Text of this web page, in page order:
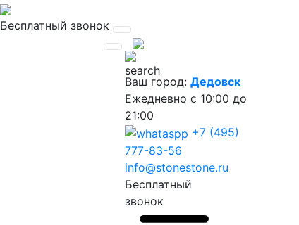
Бесплатный звонок
Ваш город: Дедовск
Ежедневно с 10:00 до
21:00
+7 (495)
777-83-56
info@stonestone.ru
Бесплатный
звонок